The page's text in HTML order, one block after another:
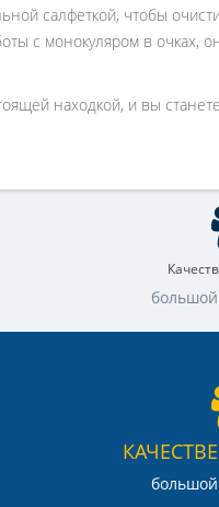
салфеткой, чтобы
с монокуляром в очках,
находкой, и вы